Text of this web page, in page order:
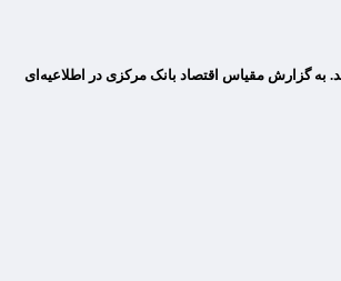
نماد اراد ۲۱۸ و در مجموع ۸.۱۹ همت به بانک‌ها، مؤسسات اعتباری فروخته شد. به گزارش مقیاس اقتصاد بانک مرکزی در اطلاعیه‌ای